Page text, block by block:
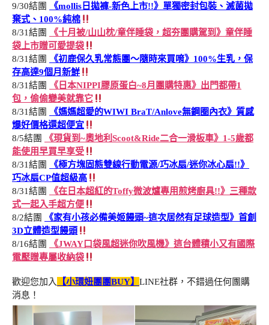
9/30結團
《mollis日拋褲-新色上市!!》單獨密封包裝、滅菌拋
棄式、100%純棉
8/31結團
《十月被/山山枕/童伴睡袋，超夯團購駕到》童伴睡
袋上市贈可愛提袋
8/31結團
《初鹿保久乳常態團～隨時來買唷》100%生乳，保
存高達9個月新鮮
8/31結團
《日本NIPPI膠原蛋白~8月團購特惠》出門都帶1
包，偷偷變美就靠它
8/31結團
《媽媽超愛的WIWI BraT/Anlove無鋼圈內衣》質感
爆好價格還超便宜
8/5結團
《現貨到~奧地利Scoot&Ride二合一滑板車》1-5歲都
能使用早買早享受
8/31結團
《極方塊固態雙線行動電源/巧冰扇/迷你冰心扇!!》
巧冰扇CP值超級高
8/31結團
《在日本超紅的Toffy微波爐專用煎烤廚具!!》三種款
式一起入手超方便
8/2結團
《家有小孩必備美姬饅頭~這次居然有足球造型》首創
3D立體造型饅頭
8/16結團
《JWAY口袋風超迷你吹風機》這台體積小又有國際
電壓贈專屬收納袋
歡迎您加入 【小環妞團團BUY】 LINE社群，不錯過任何團購
消息！